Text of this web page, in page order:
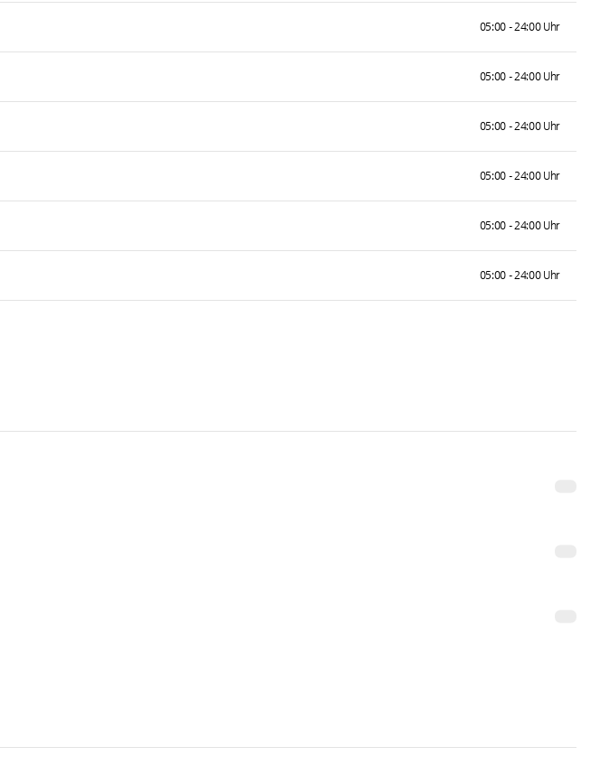
05:00 - 24:00 Uhr
05:00 - 24:00 Uhr
05:00 - 24:00 Uhr
05:00 - 24:00 Uhr
05:00 - 24:00 Uhr
05:00 - 24:00 Uhr